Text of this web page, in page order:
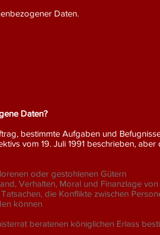
Daten.
Daten?
bestimmte Aufgaben und
vom 19. Juli 1991 beschrieben,
oder gestohlenen Gütern
Verhalten, Moral und Finanzlage
die Konflikte zwischen
können
beratenen königlichen Erlass